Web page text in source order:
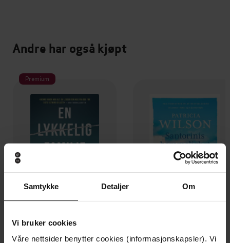
Samtykke Detaljer Om
Vi bruker cookies
Våre nettsider benytter cookies (informasjonskapsler). Vi
Andre har også kjøpt
Premium
149,-
229,-